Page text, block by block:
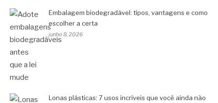
Embalagem biodegradável: tipos, vantagens e como
escolher a certa
junho 8, 2026
Lonas plásticas: 7 usos incríveis que você ainda não